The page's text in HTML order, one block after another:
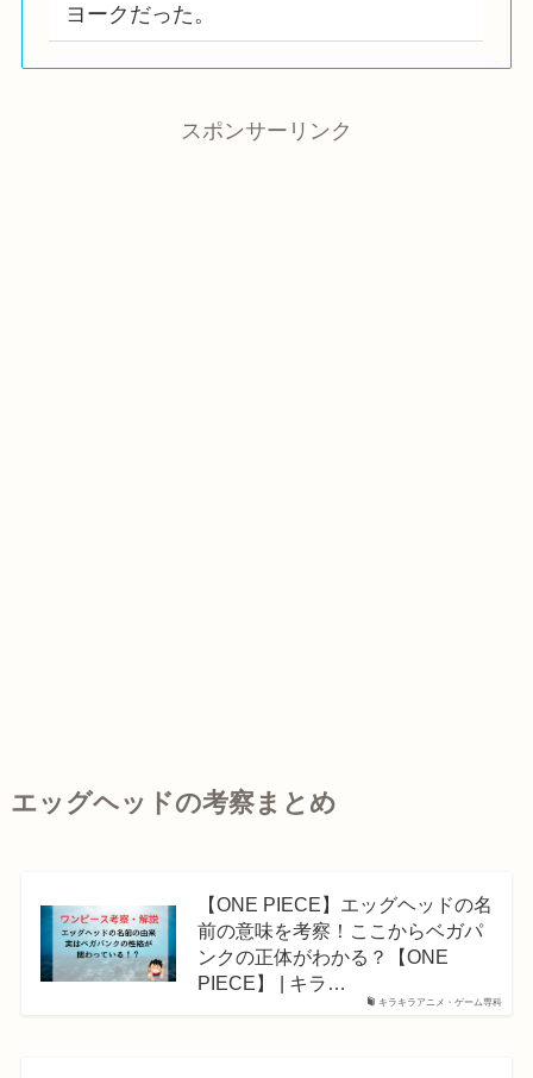
ヨークだった。
スポンサーリンク
エッグヘッドの考察まとめ
キラキラアニメ・ゲーム専科
【ONE PIECE】エッグヘッドの名
前の意味を考察！ここからベガパ
ンクの正体がわかる？【ONE
PIECE】 | キラ…